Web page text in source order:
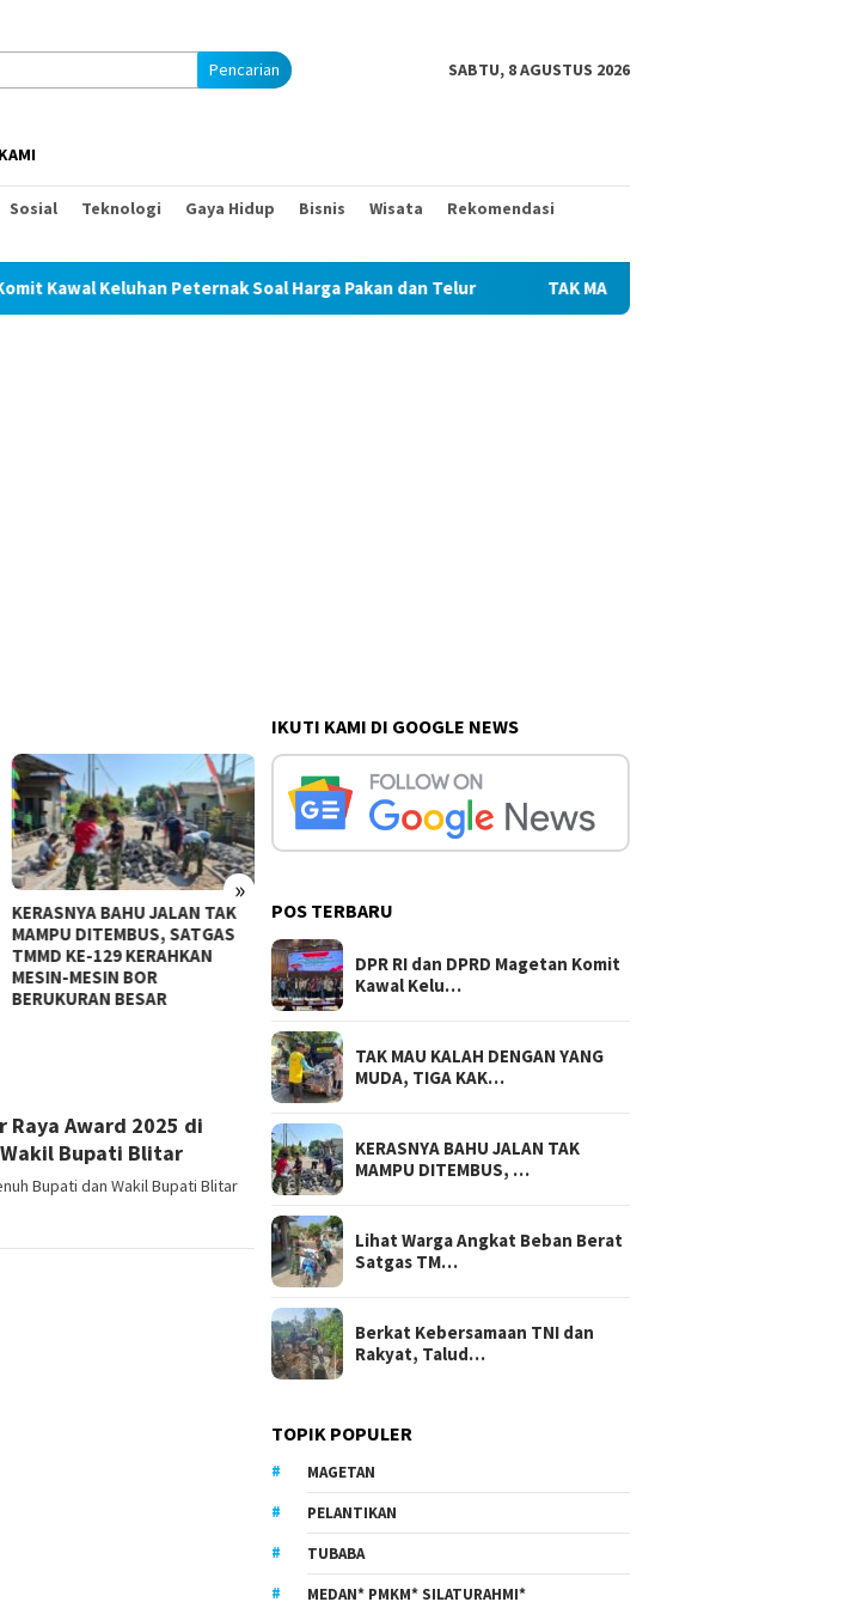
Pencarian SABTU, 8 AGUSTUS 2026
Sosial Teknologi Gaya Hidup Bisnis Wisata
Rekomendasi
Keluhan Peternak Soal Harga Pakan dan Telur TAK MAU KALAH DENGAN YANG MUDA, TIGA
»
Lihat Warga Angkat Beban
Berat Satgas TMMD 129 Bulu
Lor Cekatan Ulurkan Bantuan
Berkat Kebersamaan TNI dan
Rakyat, Talud TMMD 129
Sasaran 1 Hari Ini Finishing
Peternak Soal Harga Pakan
dan Telur
Raya Award 2025 di
Bupati Blitar
Bupati dan Wakil Bupati Blitar
IKUTI KAMI DI GOOGLE NEWS
POS TERBARU
DPR RI dan DPRD Magetan Komit
Kawal Kelu…
TAK MAU KALAH DENGAN YANG
MUDA, TIGA KAK…
KERASNYA BAHU JALAN TAK
MAMPU DITEMBUS, …
Lihat Warga Angkat Beban Berat
Satgas TM…
Berkat Kebersamaan TNI dan
Rakyat, Talud…
TOPIK POPULER
MAGETAN
PELANTIKAN
TUBABA
MEDAN* PMKM* SILATURAHMI*